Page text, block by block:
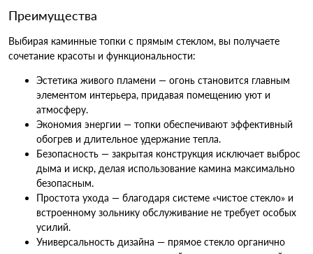
Преимущества
Выбирая каминные топки с прямым стеклом, вы получаете
сочетание красоты и функциональности:
Эстетика живого пламени — огонь становится главным
элементом интерьера, придавая помещению уют и
атмосферу.
Экономия энергии — топки обеспечивают эффективный
обогрев и длительное удержание тепла.
Безопасность — закрытая конструкция исключает выброс
дыма и искр, делая использование камина максимально
безопасным.
Простота ухода — благодаря системе «чистое стекло» и
встроенному зольнику обслуживание не требует особых
усилий.
Универсальность дизайна — прямое стекло органично